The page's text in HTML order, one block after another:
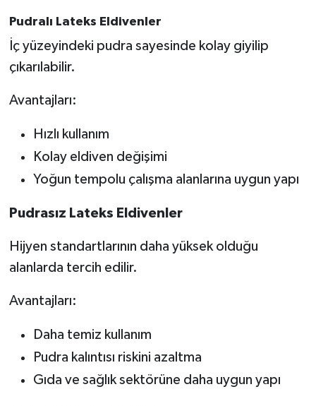
Pudralı Lateks Eldivenler
İç yüzeyindeki pudra sayesinde kolay giyilip
çıkarılabilir.
Avantajları:
Hızlı kullanım
Kolay eldiven değişimi
Yoğun tempolu çalışma alanlarına uygun yapı
Pudrasız Lateks Eldivenler
Hijyen standartlarının daha yüksek olduğu
alanlarda tercih edilir.
Avantajları:
Daha temiz kullanım
Pudra kalıntısı riskini azaltma
Gıda ve sağlık sektörüne daha uygun yapı